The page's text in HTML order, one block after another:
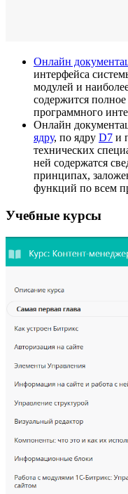
Онлайн
интерфейса
модулей и
содержится
программного
Онлайн
ядру, по ядру D7 и
технических
ней содержатся
принципах,
функций по всем
Учебные курсы